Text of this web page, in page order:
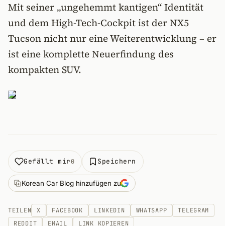
Mit seiner „ungehemmt kantigen“ Identität
und dem High-Tech-Cockpit ist der NX5
Tucson nicht nur eine Weiterentwicklung – er
ist eine komplette Neuerfindung des
kompakten SUV.
Gefällt mir0 Speichern
Korean Car Blog hinzufügen zu
TEILEN X FACEBOOK LINKEDIN WHATSAPP
TELEGRAM
REDDIT
EMAIL LINK KOPIEREN